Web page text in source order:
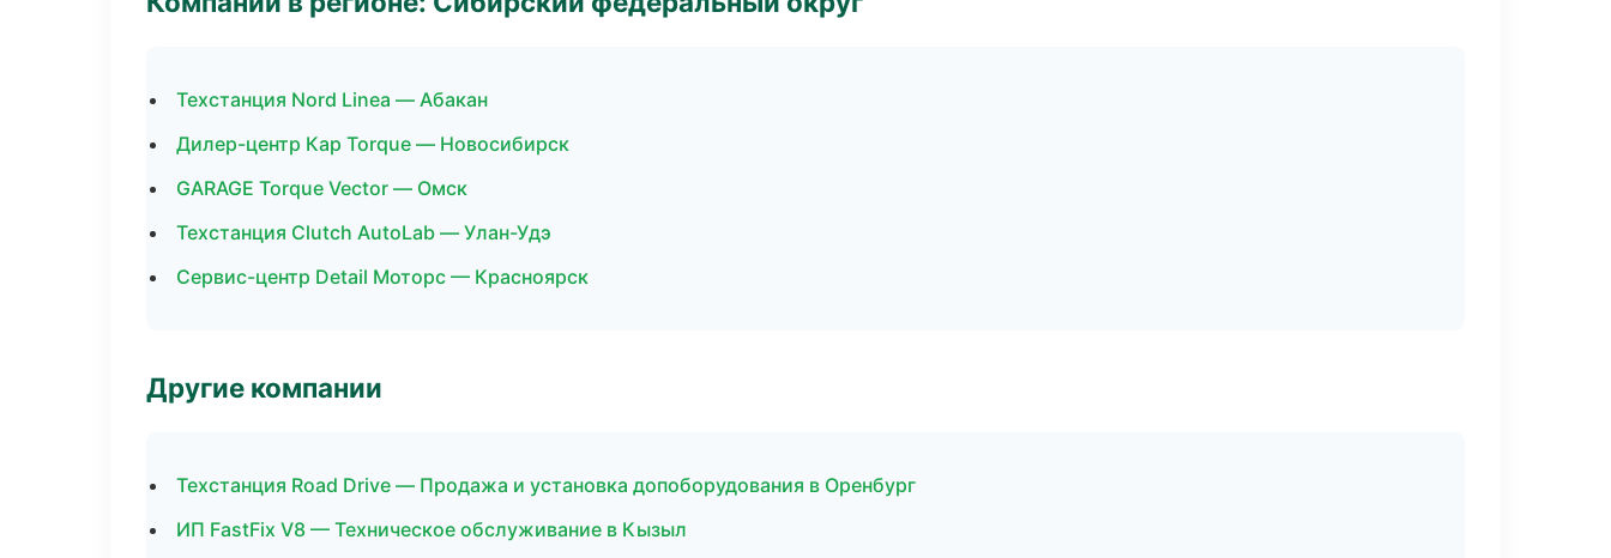
Техстанция Nord Linea — Абакан
Дилер-центр Кар Torque — Новосибирск
GARAGE Torque Vector — Омск
Техстанция Clutch AutoLab — Улан-Удэ
Сервис-центр Detail Моторс — Красноярск
Другие компании
Техстанция Road Drive — Продажа и установка допоборудования в Оренбург
ИП FastFix V8 — Техническое обслуживание в Кызыл